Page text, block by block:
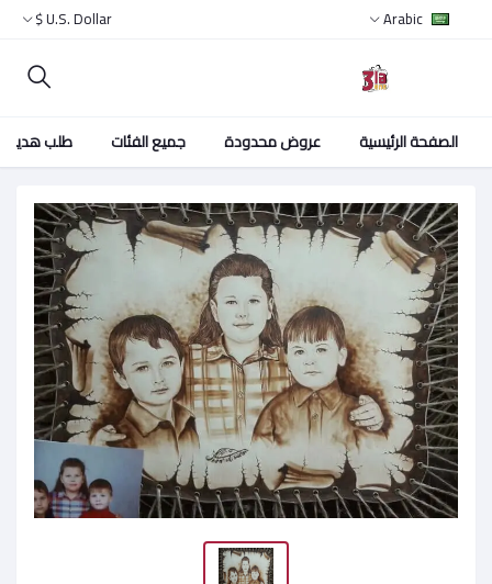
Arabic
U.S. Dollar $
الصفحة الرئيسية عروض محدودة جميع الفئات طلب هدية